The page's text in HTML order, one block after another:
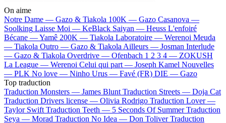
On aime
Notre Dame — Gazo & Tiakola 100K — Gazo Casanova —
Soolking Laisse Moi — KeBlack Saiyan — Heuss L'enfoiré
Bécane —Yamê 200K — Tiakola Laboratoire — Werenoi Meuda
— Tiakola Outro — Gazo & Tiakola Ailleurs — Josman Interlude
— Gazo & Tiakola Overdrive — Ofenbach 1 2 3 4 — ZOKUSH
La League — Werenoi Celui qui part — Joseph Kamel Nouvelles
— PLK No love — Ninho Urus — Favé (FR) DIE — Gazo
Top traduction
Traduction Monsters — James Blunt Traduction Streets — Doja Cat
Traduction Drivers license — Olivia Rodrigo Traduction Lover —
Taylor Swift Traduction Teeth — 5 Seconds Of Summer Traduction
Seya — Morad Traduction No Idea — Don Toliver Traduction